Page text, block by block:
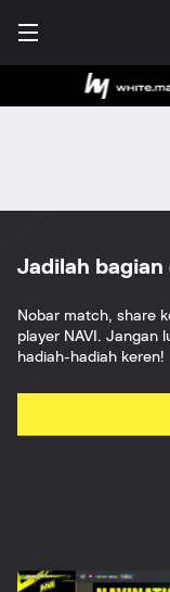
Jadilah bagian
Nobar match, share
player NAVI. Jangan
hadiah-hadiah keren!